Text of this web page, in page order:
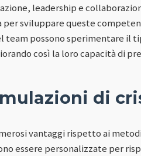
leadership e
sviluppare queste
possono sperimentare il
così la loro capacità di
di
vantaggi rispetto ai
essere personalizzate per